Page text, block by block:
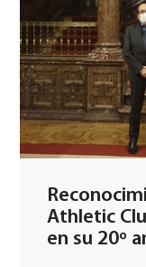
Athletic
en su 20º